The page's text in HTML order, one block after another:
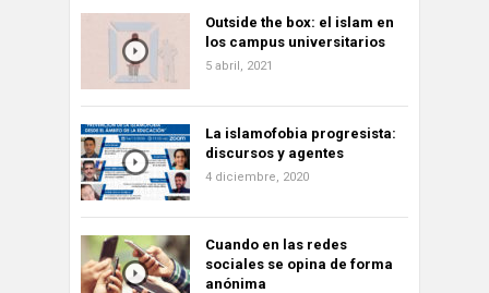
Outside the box: el islam en
los campus universitarios
5 abril, 2021
La islamofobia progresista:
discursos y agentes
4 diciembre, 2020
Cuando en las redes
sociales se opina de forma
anónima